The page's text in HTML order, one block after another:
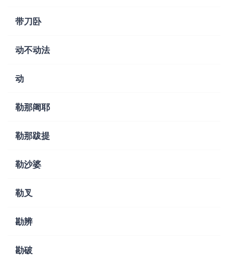
带刀卧
动不动法
动
勒那阇耶
勒那跋提
勒沙婆
勒叉
勘辨
勘破